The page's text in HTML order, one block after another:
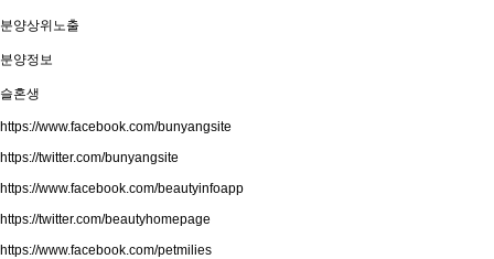
분양상위노출
분양정보
슬혼생
https://www.facebook.com/bunyangsite
https://twitter.com/bunyangsite
https://www.facebook.com/beautyinfoapp
https://twitter.com/beautyhomepage
https://www.facebook.com/petmilies